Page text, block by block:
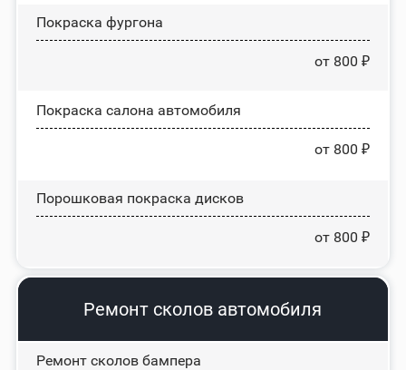
Покраска фургона
от 800 ₽
Покраска салона автомобиля
от 800 ₽
Порошковая покраска дисков
от 800 ₽
Ремонт сколов автомобиля
Ремонт сколов бампера